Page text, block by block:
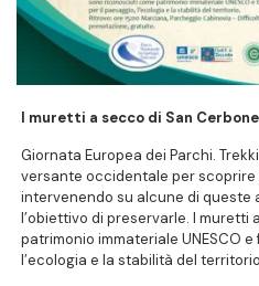
I muretti a secco di San
Giornata Europea dei Parchi.
versante occidentale per scoprire
intervenendo su alcune di
l’obiettivo di preservarle. I
patrimonio immateriale UNESCO
l’ecologia e la stabilità del